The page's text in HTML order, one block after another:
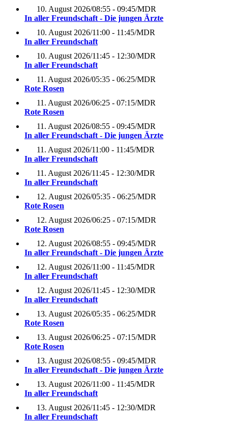
10. August 2026/08:55 - 09:45/MDR
In aller Freundschaft - Die jungen Ärzte
10. August 2026/11:00 - 11:45/MDR
In aller Freundschaft
10. August 2026/11:45 - 12:30/MDR
In aller Freundschaft
11. August 2026/05:35 - 06:25/MDR
Rote Rosen
11. August 2026/06:25 - 07:15/MDR
Rote Rosen
11. August 2026/08:55 - 09:45/MDR
In aller Freundschaft - Die jungen Ärzte
11. August 2026/11:00 - 11:45/MDR
In aller Freundschaft
11. August 2026/11:45 - 12:30/MDR
In aller Freundschaft
12. August 2026/05:35 - 06:25/MDR
Rote Rosen
12. August 2026/06:25 - 07:15/MDR
Rote Rosen
12. August 2026/08:55 - 09:45/MDR
In aller Freundschaft - Die jungen Ärzte
12. August 2026/11:00 - 11:45/MDR
In aller Freundschaft
12. August 2026/11:45 - 12:30/MDR
In aller Freundschaft
13. August 2026/05:35 - 06:25/MDR
Rote Rosen
13. August 2026/06:25 - 07:15/MDR
Rote Rosen
13. August 2026/08:55 - 09:45/MDR
In aller Freundschaft - Die jungen Ärzte
13. August 2026/11:00 - 11:45/MDR
In aller Freundschaft
13. August 2026/11:45 - 12:30/MDR
In aller Freundschaft